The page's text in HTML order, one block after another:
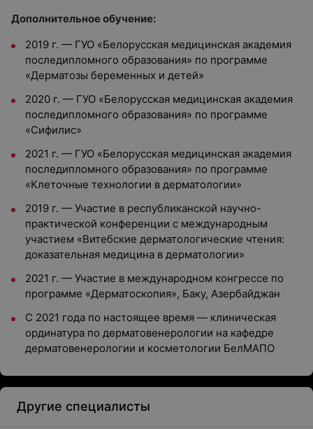
Дополнительное обучение:
2019 г. — ГУО «Белорусская медицинская академия
последипломного образования» по программе
«Дерматозы беременных и детей»
2020 г. — ГУО «Белорусская медицинская академия
последипломного образования» по программе
«Сифилис»
2021 г. — ГУО «Белорусская медицинская академия
последипломного образования» по программе
«Клеточные технологии в дерматологии»
2019 г. — Участие в республиканской научно-
практической конференции с международным
участием «Витебские дерматологические чтения:
доказательная медицина в дерматологии»
2021 г. — Участие в международном конгрессе по
программе «Дерматоскопия», Баку, Азербайджан
С 2021 года по настоящее время — клиническая
ординатура по дерматовенерологии на кафедре
дерматовенерологии и косметологии БелМАПО
Другие специалисты